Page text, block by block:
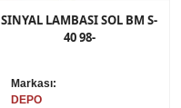
SINYAL LAMBASI SOL BM S-
40 98-
Markası:
DEPO